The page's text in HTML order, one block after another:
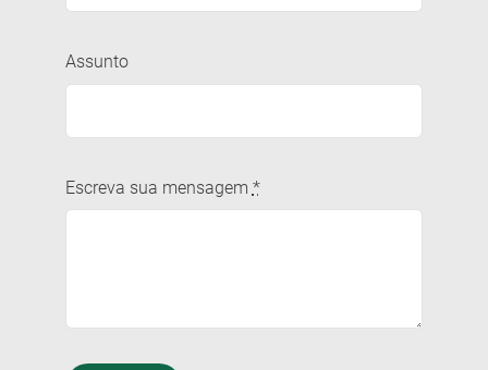
Assunto
Escreva sua mensagem *